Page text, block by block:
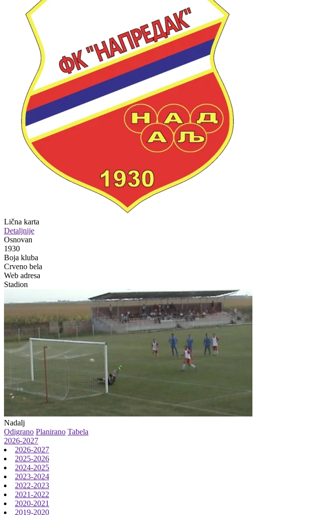
Lična karta
Detaljnije
Osnovan
1930
Boja kluba
Crveno bela
Web adresa
Stadion
Nadalj
Odigrano Planirano Tabela
2026-2027
2026-2027
2025-2026
2024-2025
2023-2024
2022-2023
2021-2022
2020-2021
2019-2020